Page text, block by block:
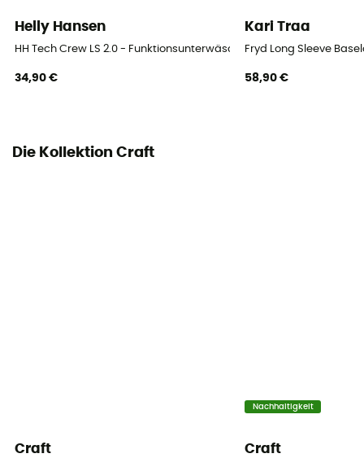
Helly Hansen
HH Tech Crew LS 2.0 - Funktionsunterwäsche - Damen
34,90 €
Kari Traa
Fryd Long Sleeve
58,90 €
Die Kollektion Craft
Craft
Nachhaltigkeit
Craft